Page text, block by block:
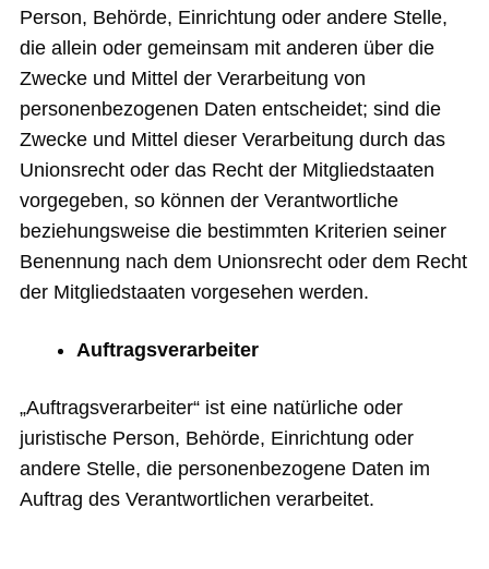
Person, Behörde, Einrichtung oder andere Stelle,
die allein oder gemeinsam mit anderen über die
Zwecke und Mittel der Verarbeitung von
personenbezogenen Daten entscheidet; sind die
Zwecke und Mittel dieser Verarbeitung durch das
Unionsrecht oder das Recht der Mitgliedstaaten
vorgegeben, so können der Verantwortliche
beziehungsweise die bestimmten Kriterien seiner
Benennung nach dem Unionsrecht oder dem Recht
der Mitgliedstaaten vorgesehen werden.
Auftragsverarbeiter
„Auftragsverarbeiter“ ist eine natürliche oder
juristische Person, Behörde, Einrichtung oder
andere Stelle, die personenbezogene Daten im
Auftrag des Verantwortlichen verarbeitet.